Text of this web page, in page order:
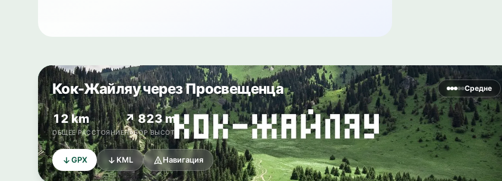
Кок-Жайляу через Просвещенца Средне
12 km
ОБЩЕЕ РАССТОЯНИЕ
↗ 823 m
НАБОР ВЫСОТЫ
GPX KML Навигация